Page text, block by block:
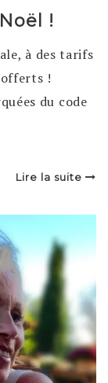
!
à des tarifs
!
du code
Lire la suite